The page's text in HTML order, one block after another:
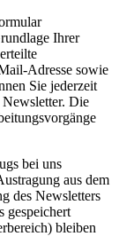
Ihrer
Adresse sowie
Sie jederzeit
Die
bei uns
aus dem
des Newsletters
gespeichert
bleiben